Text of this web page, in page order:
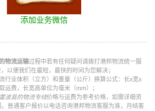
添加业务微信
物流运输过程中若有任何疑问请拨打 港邦物流统一服
，以便我们在最短，最快的时间为您解决；
行业体积（立方）和重量（公斤）换算公式：长x宽x
运费，长宽高单位为毫米（mm）；
波县的物流专线价格与运费为参考价格，如需详细资
普通客户报价以电话咨询港邦物流客服为准，月结客